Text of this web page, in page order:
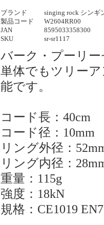
ブランド
singing rock シンギ
製品コード
W2604RR00
JAN
8595033358300
SKU
sr-sr1117
バーク・プーリ
単体でもツリー
能です。
コード長：40cm
コード径：10mm
リング外径：
リング内径：
重量：115g
強度：18kN
規格：CE1019